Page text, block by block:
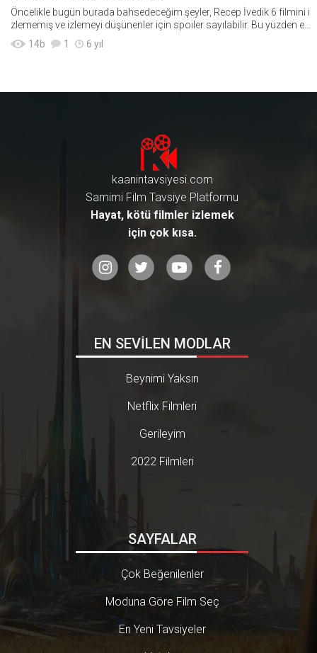
Öncelikle bugün burada bahsedeceğim şeyler, Recep İvedik 6 filmini i
zlememiş ve izlemeyi düşünenler için spoiler sayılabilir. Bu yüzden eğ
er Google&
14b 1 6 yıl
kaanintavsiyesi.com
Samimi Film Tavsiye Platformu
Hayat, kötü filmler izlemek
için çok kısa.
EN SEVİLEN MODLAR
Beynimi Yaksın
Netflix Filmleri
Gerileyim
2022 Filmleri
SAYFALAR
Çok Beğenilenler
Moduna Göre Film Seç
En Yeni Tavsiyeler